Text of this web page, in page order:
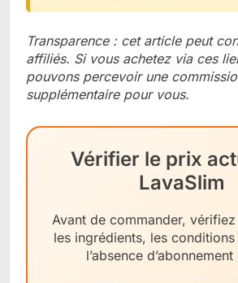
Transparence : cet article peut
affiliés. Si vous achetez via ces
pouvons percevoir une
supplémentaire pour vous.
Vérifier le prix
LavaSlim
Avant de commander,
les ingrédients, les
l’absence